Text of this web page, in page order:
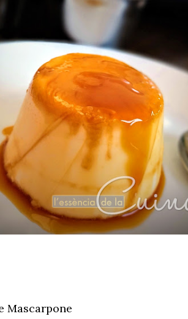
Mascarpone